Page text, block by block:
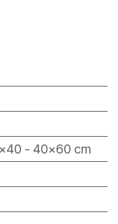
- 40x60 cm